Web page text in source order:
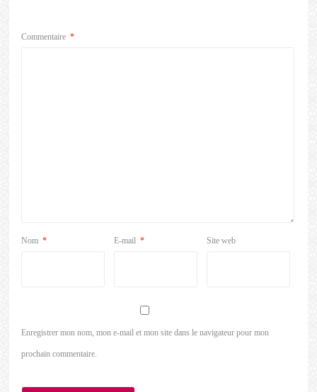
Commentaire *
Nom * E-mail * Site web
Enregistrer mon nom, mon e-mail et mon site dans le navigateur pour mon
prochain commentaire.